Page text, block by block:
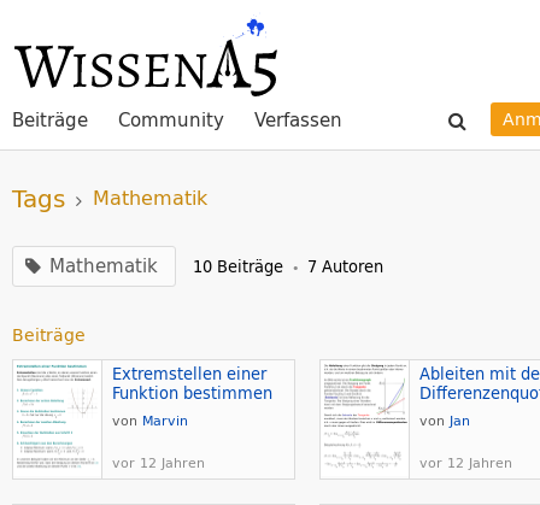
Beiträge Community Verfassen
Tags Mathematik
Mathematik 10 Beiträge • 7 Autoren
Beiträge
Extremstellen einer
Funktion bestimmen
von Marvin
vor 12 Jahren
Ableiten mit
von Jan
vor 12 Jahren